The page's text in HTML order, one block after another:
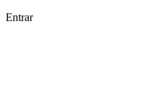
Entrar